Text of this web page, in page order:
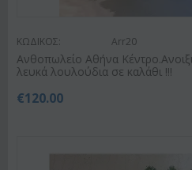
ΚΩΔΙΚΟΣ: Arr20
Ανθοπωλείο Αθήνα
λευκά λουλούδια σε καλάθι !!!
€120.00